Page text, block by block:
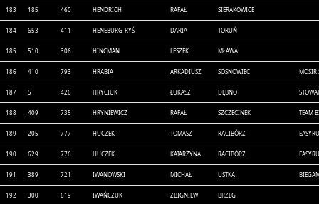
183 185 460 HENDRICH RAFAŁ SIERAKOWICE
184 653 411 HENEBURG-RYŚ DARIA TORUŃ
185 510 306 HINCMAN LESZEK MŁAWA
186 410 793 HRABIA ARKADIUSZ SOSNOWIEC MOSIR
187 5 426 HRYCIUK ŁUKASZ DĘBNO
188 409 735 HRYNIEWICZ RAFAŁ SZCZECINEK TEAM
189 205 777 HUCZEK TOMASZ RACIBÓRZ
190 629 776 HUCZEK KATARZYNA RACIBÓRZ
191 389 721 IWANOWSKI MICHAŁ USTKA
192 300 619 IWAŃCZUK ZBIGNIEW BRZEG